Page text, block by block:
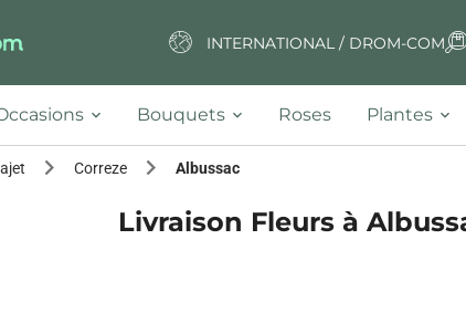
INTERNATIONAL / DROM-COM
Bouquets Roses Plantes
Correze Albussac
Livraison Fleurs à